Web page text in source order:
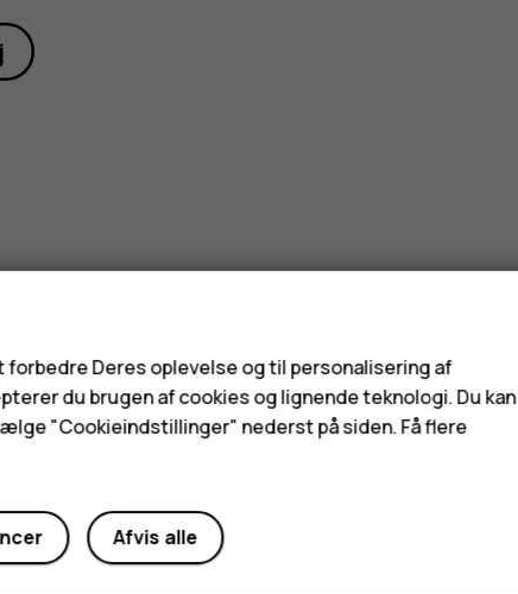
Deres oplevelse og til personalisering af
du brugen af cookies og lignende teknologi. Du kan
"Cookieindstillinger" nederst på siden. Få flere
Afvis alle